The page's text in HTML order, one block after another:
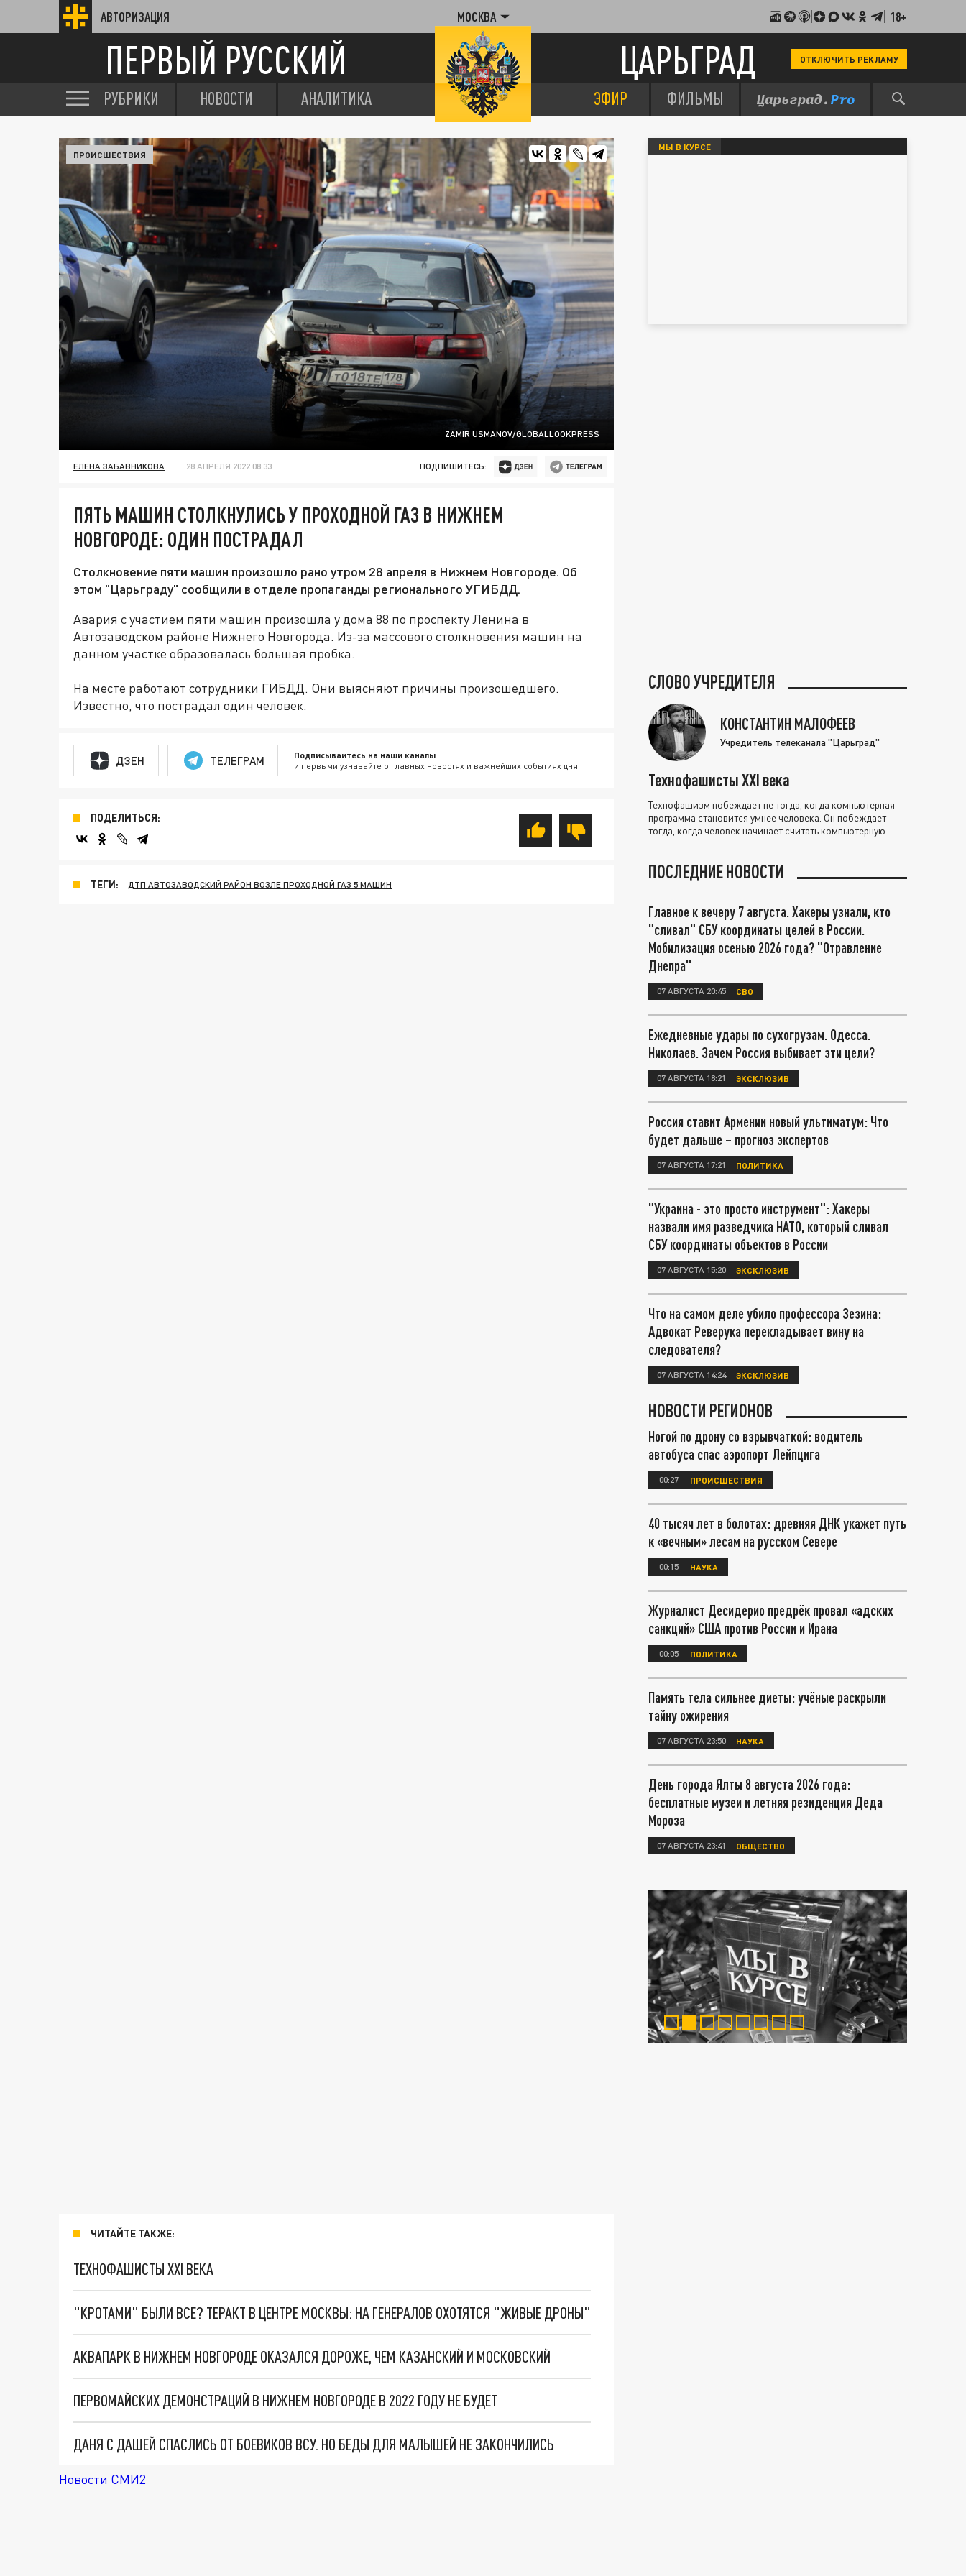
АВТОРИЗАЦИЯ МОСКВА 18+
ПЕРВЫЙ РУССКИЙ ЦАРЬГРАД ОТКЛЮЧИТЬ РЕКЛАМУ
РУБРИКИ НОВОСТИ АНАЛИТИКА ЭФИР ФИЛЬМЫ
ZAMIR USMANOV/GLOBALLOOKPRESS
ПРОИСШЕСТВИЯ
ЕЛЕНА ЗАБАВНИКОВА 28 АПРЕЛЯ 2022 08:33 ПОДПИШИТЕСЬ:
ПЯТЬ МАШИН СТОЛКНУЛИСЬ У ПРОХОДНОЙ ГАЗ В НИЖНЕМ
НОВГОРОДЕ: ОДИН ПОСТРАДАЛ
Столкновение пяти машин произошло рано утром 28 апреля в Нижнем Новгороде. Об
этом "Царьграду" сообщили в отделе пропаганды регионального УГИБДД.
Авария с участием пяти машин произошла у дома 88 по проспекту Ленина в
Автозаводском районе Нижнего Новгорода. Из-за массового столкновения машин на
данном участке образовалась большая пробка.
На месте работают сотрудники ГИБДД. Они выясняют причины произошедшего.
Известно, что пострадал один человек.
ДЗЕН ТЕЛЕГРАМ Подписывайтесь на наши каналы
и первыми узнавайте о главных новостях и важнейших событиях дня.
ПОДЕЛИТЬСЯ:
ТЕГИ: ДТП АВТОЗАВОДСКИЙ РАЙОН ВОЗЛЕ ПРОХОДНОЙ ГАЗ 5 МАШИН
ЧИТАЙТЕ ТАКЖЕ:
ТЕХНОФАШИСТЫ XXI ВЕКА
"КРОТАМИ" БЫЛИ ВСЕ? ТЕРАКТ В ЦЕНТРЕ МОСКВЫ: НА ГЕНЕРАЛОВ ОХОТЯТСЯ "ЖИВЫЕ ДРОНЫ"
АКВАПАРК В НИЖНЕМ НОВГОРОДЕ ОКАЗАЛСЯ ДОРОЖЕ, ЧЕМ КАЗАНСКИЙ И МОСКОВСКИЙ
ПЕРВОМАЙСКИХ ДЕМОНСТРАЦИЙ В НИЖНЕМ НОВГОРОДЕ В 2022 ГОДУ НЕ БУДЕТ
ДАНЯ С ДАШЕЙ СПАСЛИСЬ ОТ БОЕВИКОВ ВСУ. НО БЕДЫ ДЛЯ МАЛЫШЕЙ НЕ ЗАКОНЧИЛИСЬ
Новости СМИ2
МЫ В КУРСЕ
СЛОВО УЧРЕДИТЕЛЯ
КОНСТАНТИН МАЛОФЕЕВ
Учредитель телеканала "Царьград"
Технофашисты XXI века
Технофашизм побеждает не тогда, когда компьютерная
программа становится умнее человека. Он побеждает
тогда, когда человек начинает считать компьютерную
ПОСЛЕДНИЕ НОВОСТИ
Главное к вечеру 7 августа. Хакеры узнали, кто
"сливал" СБУ координаты целей в России.
Мобилизация осенью 2026 года? "Отравление
Днепра"
07 АВГУСТА 20:45 СВО
Ежедневные удары по сухогрузам. Одесса.
Николаев. Зачем Россия выбивает эти цели?
07 АВГУСТА 18:21 ЭКСКЛЮЗИВ
Россия ставит Армении новый ультиматум: Что
будет дальше – прогноз экспертов
07 АВГУСТА 17:21 ПОЛИТИКА
"Украина - это просто инструмент": Хакеры
назвали имя разведчика НАТО, который сливал
СБУ координаты объектов в России
07 АВГУСТА 15:20 ЭКСКЛЮЗИВ
Что на самом деле убило профессора Зезина:
Адвокат Реверука перекладывает вину на
следователя?
07 АВГУСТА 14:24 ЭКСКЛЮЗИВ
НОВОСТИ РЕГИОНОВ
Ногой по дрону со взрывчаткой: водитель
автобуса спас аэропорт Лейпцига
00:27 ПРОИСШЕСТВИЯ
40 тысяч лет в болотах: древняя ДНК укажет путь
к «вечным» лесам на русском Севере
00:15 НАУКА
Журналист Десидерио предрёк провал «адских
санкций» США против России и Ирана
00:05 ПОЛИТИКА
Память тела сильнее диеты: учёные раскрыли
тайну ожирения
07 АВГУСТА 23:50 НАУКА
День города Ялты 8 августа 2026 года:
бесплатные музеи и летняя резиденция Деда
Мороза
07 АВГУСТА 23:41 ОБЩЕСТВО